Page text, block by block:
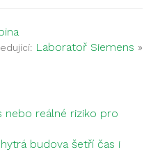
Laboratoř Siemens »
nebo reálné riziko pro
budova šetří čas i